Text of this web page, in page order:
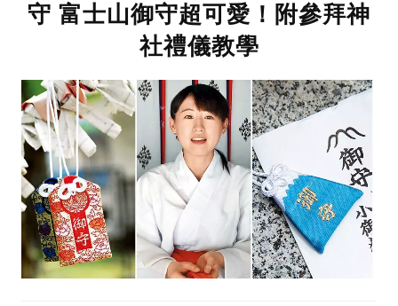
守 富士山御守超可愛！附參拜神
社禮儀教學